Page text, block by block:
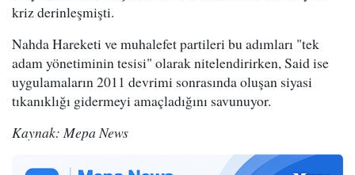
kriz derinleşmişti.
Nahda Hareketi ve muhalefet partileri bu adımları "tek
adam yönetiminin tesisi" olarak nitelendirirken, Said ise
uygulamaların 2011 devrimi sonrasında oluşan siyasi
tıkanıklığı gidermeyi amaçladığını savunuyor.
Kaynak: Mepa News